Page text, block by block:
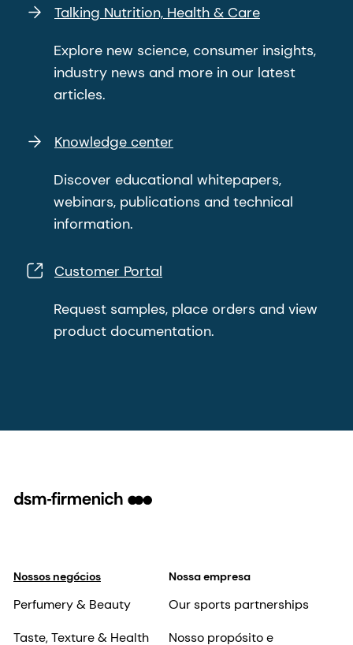
Talking Nutrition, Health & Care
Explore new science, consumer insights,
industry news and more in our latest
articles.
Knowledge center
Discover educational whitepapers,
webinars, publications and technical
information.
Customer Portal
Request samples, place orders and view
product documentation.
Nossos negócios
Perfumery & Beauty
Taste, Texture & Health
Nossa empresa
Our sports partnerships
Nosso propósito e